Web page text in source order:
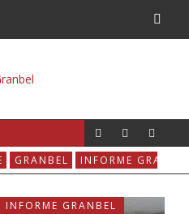
GRANBEL INFORME
INFORME GRANBEL